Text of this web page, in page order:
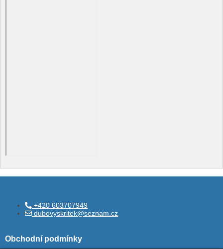
+420 603707949
dubovyskritek@seznam.cz
Obchodní podmínky